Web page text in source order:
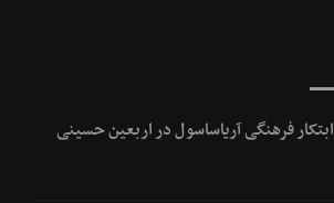
ابتکار فرهنگی آریاساسول در اربعین حسینی